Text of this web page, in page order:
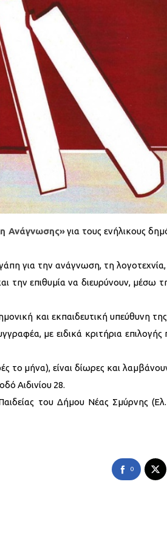
Ανάγνωσης»για τους ενήλικους
για την ανάγνωση, τη λογοτεχνία,
επιθυμία να διευρύνουν, μέσω
και εκπαιδευτική υπεύθυνη
με ειδικά κριτήρια
το μήνα), είναι δίωρες και
Αιδινίου 28.
του Δήμου Νέας Σμύρνης (Ελ.
0